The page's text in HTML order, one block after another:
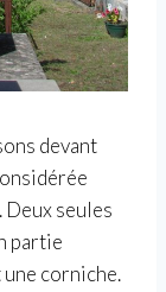
devant
Deux seules
partie
corniche.